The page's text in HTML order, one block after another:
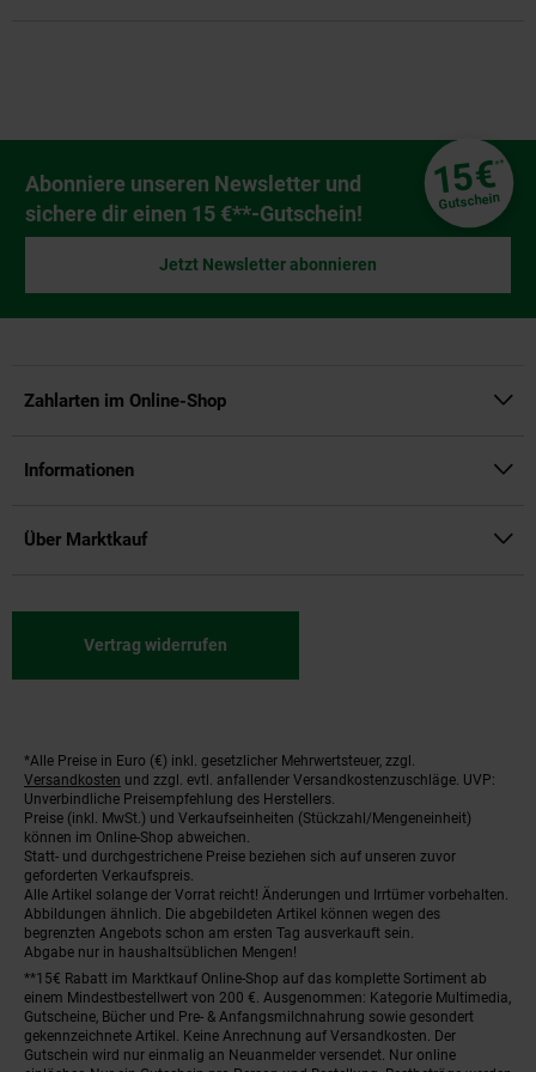
Newsletter Anmeldung
Abonniere unseren Newsletter und
sichere dir einen 15 €**-Gutschein!
15€**
Gutschein
Jetzt Newsletter abonnieren
Zahlarten im Online-Shop
Informationen
Über Marktkauf
Vertrag widerrufen
Fußnoten
*Alle Preise in Euro (€) inkl. gesetzlicher Mehrwertsteuer, zzgl.
Versandkosten und zzgl. evtl. anfallender Versandkostenzuschläge. UVP:
Unverbindliche Preisempfehlung des Herstellers.
Preise (inkl. MwSt.) und Verkaufseinheiten (Stückzahl/Mengeneinheit)
können im Online-Shop abweichen.
Statt- und durchgestrichene Preise beziehen sich auf unseren zuvor
geforderten Verkaufspreis.
Alle Artikel solange der Vorrat reicht! Änderungen und Irrtümer vorbehalten.
Abbildungen ähnlich. Die abgebildeten Artikel können wegen des
begrenzten Angebots schon am ersten Tag ausverkauft sein.
Abgabe nur in haushaltsüblichen Mengen!
**15€ Rabatt im Marktkauf Online-Shop auf das komplette Sortiment ab
einem Mindestbestellwert von 200 €. Ausgenommen: Kategorie Multimedia,
Gutscheine, Bücher und Pre- & Anfangsmilchnahrung sowie gesondert
gekennzeichnete Artikel. Keine Anrechnung auf Versandkosten. Der
Gutschein wird nur einmalig an Neuanmelder versendet. Nur online